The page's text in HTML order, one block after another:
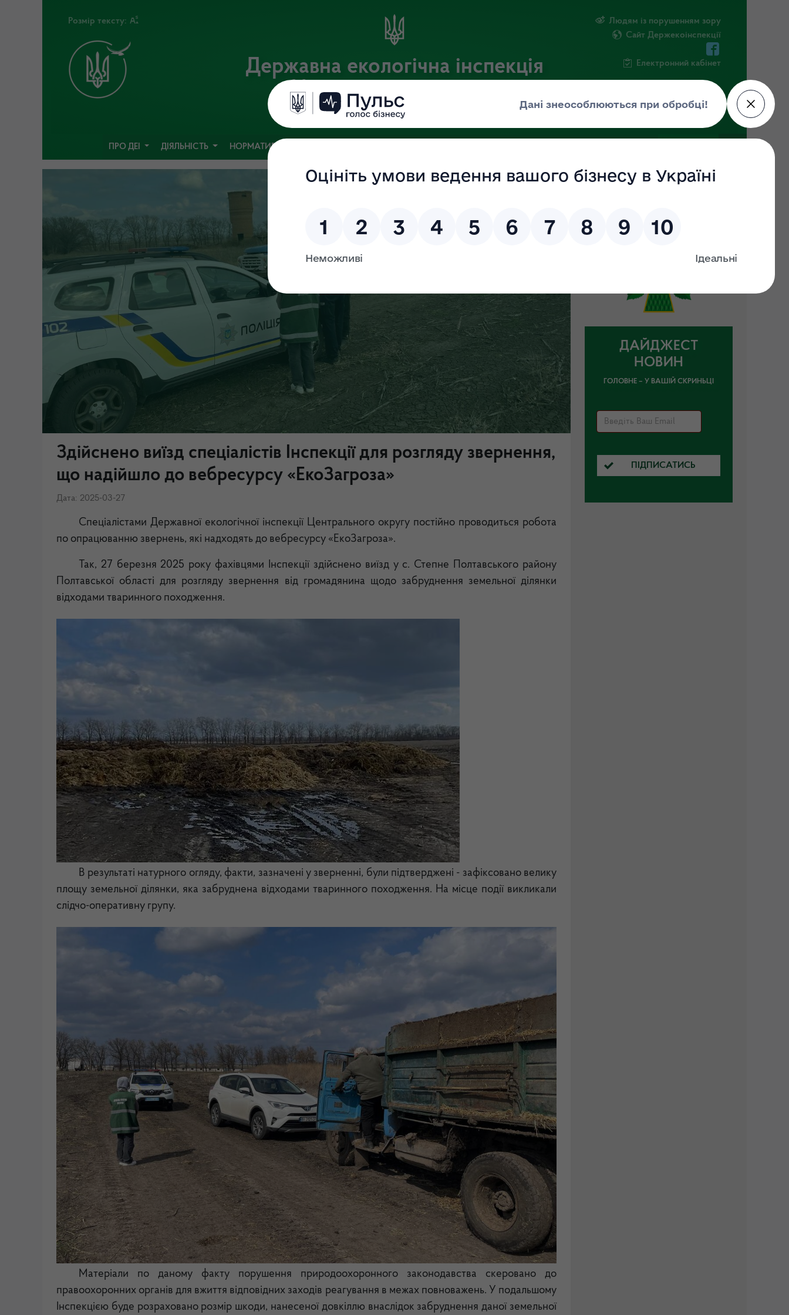
Розмір тексту:
Державна екологічна інспекція
Центрального округу
Офіційний веб-портал
Людям із порушенням зору
Сайт Держекоінспекції
Електронний кабінет
ПРО ДЕІ ДІЯЛЬНІСТЬ НОРМАТИВНА БАЗА
Здійснено виїзд спеціалістів Інспекції для розгляду звернення,
що надійшло до вебресурсу «ЕкоЗагроза»
Дата: 2025-03-27
Спеціалістами Державної екологічної інспекції Центрального округу постійно проводиться робота
по опрацюванню звернень, які надходять до вебресурсу «ЕкоЗагроза».
Так, 27 березня 2025 року фахівцями Інспекції здійснено виїзд у с. Степне Полтавського району
Полтавської області для розгляду звернення від громадянина щодо забруднення земельної ділянки
відходами тваринного походження.
В результаті натурного огляду, факти, зазначені у зверненні, були підтверджені - зафіксовано велику
площу земельної ділянки, яка забруднена відходами тваринного походження. На місце події викликали
слідчо-оперативну групу.
Матеріали по даному факту порушення природоохоронного законодавства скеровано до
правоохоронних органів для вжиття відповідних заходів реагування в межах повноважень. У подальшому
Інспекцією буде розраховано розмір шкоди, нанесеної довкіллю внаслідок забруднення даної земельної
ДАЙДЖЕСТ
НОВИН
ГОЛОВНЕ – У ВАШІЙ СКРИНЬЦІ
ПІДПИСАТИСЬ